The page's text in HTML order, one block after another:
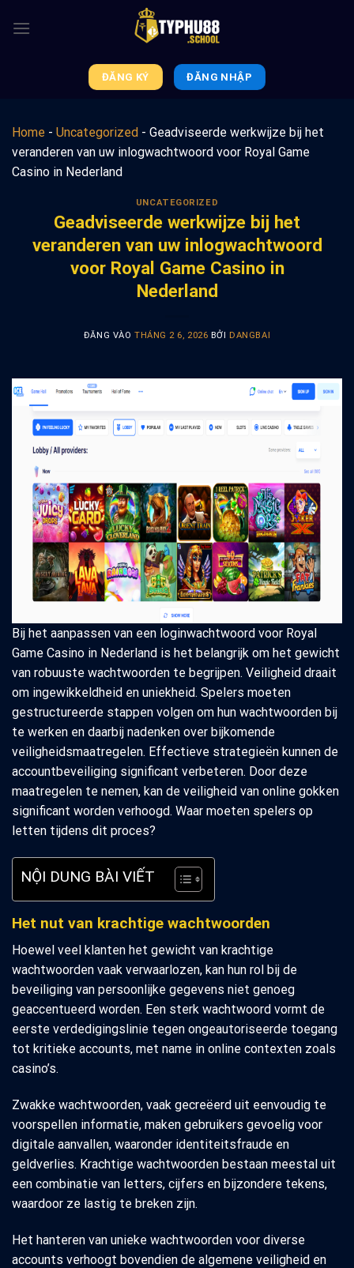
qua
ĐĂNG KÝ ĐĂNG NHẬP
Home - Uncategorized - Geadviseerde werkwijze bij het
veranderen van uw inlogwachtwoord voor Royal Game
Casino in Nederland
UNCATEGORIZED
Geadviseerde werkwijze bij het
veranderen van uw inlogwachtwoord
voor Royal Game Casino in
Nederland
ĐĂNG VÀO THÁNG 2 6, 2026 BỞI DANGBAI
Bij het aanpassen van een loginwachtwoord voor Royal
Game Casino in Nederland is het belangrijk om het gewicht
van robuuste wachtwoorden te begrijpen. Veiligheid draait
om ingewikkeldheid en uniekheid. Spelers moeten
gestructureerde stappen volgen om hun wachtwoorden bij
te werken en daarbij nadenken over bijkomende
veiligheidsmaatregelen. Effectieve strategieën kunnen de
accountbeveiliging significant verbeteren. Door deze
maatregelen te nemen, kan de veiligheid van online gokken
significant worden verhoogd. Waar moeten spelers op
letten tijdens dit proces?
NỘI DUNG BÀI VIẾT
Het nut van krachtige wachtwoorden
Hoewel veel klanten het gewicht van krachtige
wachtwoorden vaak verwaarlozen, kan hun rol bij de
beveiliging van persoonlijke gegevens niet genoeg
geaccentueerd worden. Een sterk wachtwoord vormt de
eerste verdedigingslinie tegen ongeautoriseerde toegang
tot kritieke accounts, met name in online contexten zoals
casino’s.
Zwakke wachtwoorden, vaak gecreëerd uit eenvoudig te
voorspellen informatie, maken gebruikers gevoelig voor
digitale aanvallen, waaronder identiteitsfraude en
geldverlies. Krachtige wachtwoorden bestaan meestal uit
een combinatie van letters, cijfers en bijzondere tekens,
waardoor ze lastig te breken zijn.
Het hanteren van unieke wachtwoorden voor diverse
accounts verhoogt bovendien de algemene veiligheid en